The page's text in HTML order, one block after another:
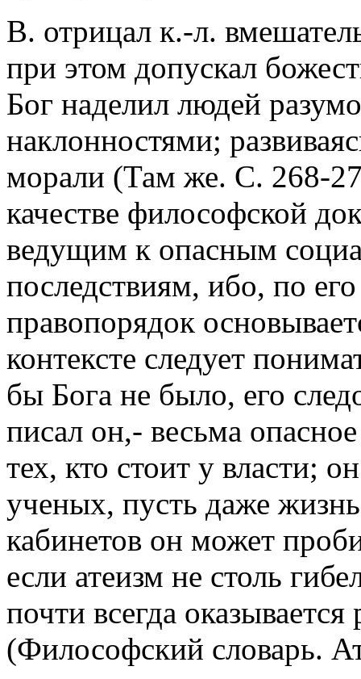
В. отрицал к.-л.
при этом допускал
Бог наделил людей
наклонностями;
морали (Там же. С. 268-
качестве философской
ведущим к опасным
последствиям, ибо, по
правопорядок
контексте следует
бы Бога не было, его
писал он,- весьма
тех, кто стоит у власти;
ученых, пусть даже
кабинетов он может
если атеизм не столь
почти всегда
(Философский словарь.